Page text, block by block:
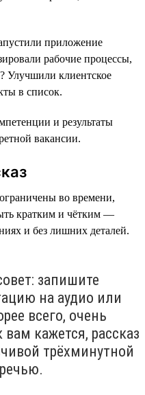
приложение
рабочие процессы,
Улучшили клиентское
в список.
и результаты
вакансии.
во времени,
кратким и чётким —
и без лишних деталей.
запишите
на аудио или
всего, очень
кажется, рассказ
трёхминутной
речью.